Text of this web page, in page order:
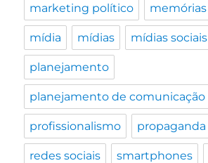
marketing político memórias
mídia mídias mídias sociais
planejamento
planejamento de comunicação
profissionalismo propaganda
redes sociais smartphones